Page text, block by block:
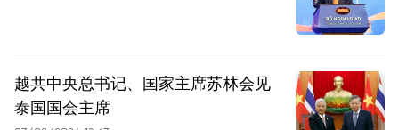
越共中央总书记、国家主席苏林会见
泰国国会主席